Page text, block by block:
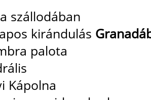
szállodában
kirándulás
palota
Kápolna